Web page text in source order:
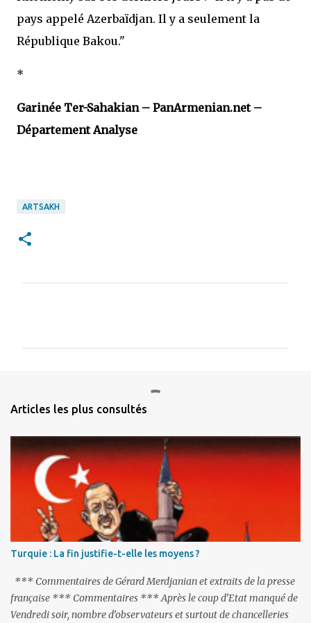
pays appelé Azerbaïdjan. Il y a seulement la
République Bakou."
*
Garinée Ter-Sahakian – PanArmenian.net –
Département Analyse
ARTSAKH
n
i
Articles les plus consultés
Turquie : La fin justifie-t-elle les moyens ?
*** Commentaires de Gérard Merdjanian et extraits de la presse
française *** Commentaires *** Après le coup d’Etat manqué de
Vendredi soir, nombre d’observateurs et surtout de chancelleries